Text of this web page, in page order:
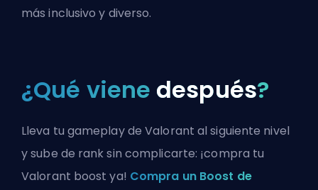
más inclusivo y diverso.
¿Qué viene después?
Lleva tu gameplay de Valorant al siguiente nivel
y sube de rank sin complicarte: ¡compra tu
Valorant boost ya! Compra un Boost de